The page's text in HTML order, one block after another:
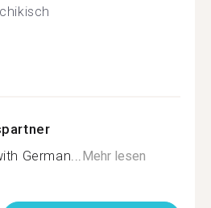
German...Mehr lesen